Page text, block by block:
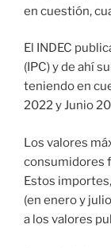
en cuestión,
El INDEC
(IPC) y de ahí
teniendo en
2022 y Junio
Los valores
consumidores
Estos
(en enero y
a los valores